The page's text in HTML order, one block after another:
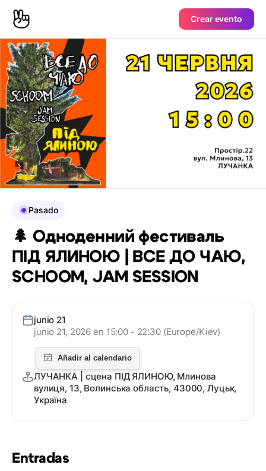
Crear evento
Entradas
Pasado
🌲 Одноденний фестиваль
ПІД ЯЛИНОЮ | ВСЕ ДО ЧАЮ,
SCHOOM, JAM SESSION
junio 21
junio 21, 2026 en 15:00 - 22:30 (Europe/Kiev)
ЛУЧАНКА | сцена ПІД ЯЛИНОЮ, Млинова
вулиця, 13, Волинська область, 43000, Луцьк,
Україна